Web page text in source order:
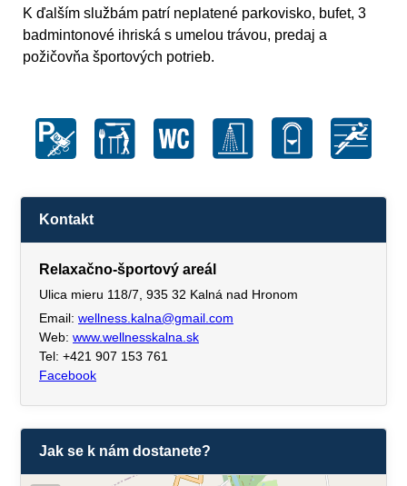
K ďalším službám patrí neplatené parkovisko, bufet, 3
badmintonové ihriská s umelou trávou, predaj a
požičovňa športových potrieb.
Kontakt
Relaxačno-športový areál
Ulica mieru 118/7, 935 32 Kalná nad Hronom
Email: wellness.kalna@gmail.com
Web: www.wellnesskalna.sk
Tel: +421 907 153 761
Facebook
Jak se k nám dostanete?